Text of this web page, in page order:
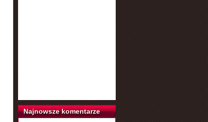
Najnowsze komentarze